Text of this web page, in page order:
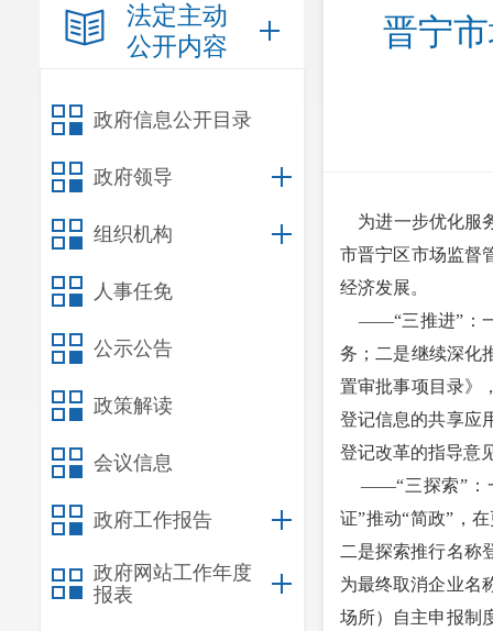
法定主动
公开内容
政府信息公开目录
政府领导
组织机构
人事任免
公示公告
政策解读
会议信息
政府工作报告
政府网站工作年度
报表
晋宁
为进一步优化服
市晋宁区市场监督
经济发展。
——“三推进”：一
务；二是继续深化
置审批事项目录》
登记信息的共享应
登记改革的指导意
——“三探索”：一
证”推动“简政”，
二是探索推行名称
为最终取消企业名
场所）自主申报制